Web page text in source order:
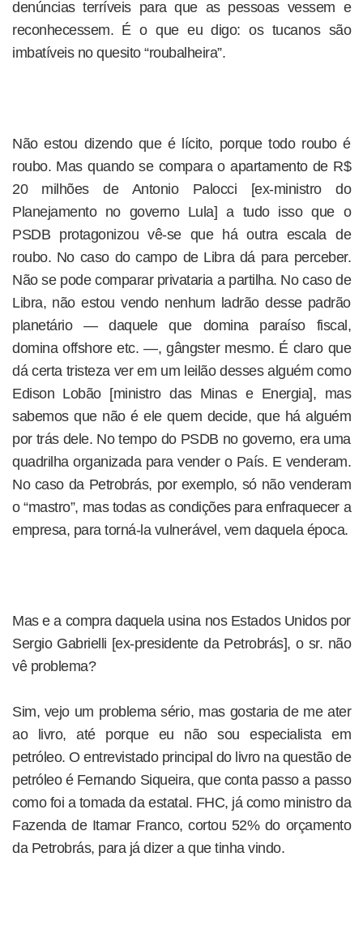
denúncias terríveis para que as pessoas vessem e
reconhecessem. É o que eu digo: os tucanos são
imbatíveis no quesito “roubalheira”.
Não estou dizendo que é lícito, porque todo roubo é
roubo. Mas quando se compara o apartamento de R$
20 milhões de Antonio Palocci [ex-ministro do
Planejamento no governo Lula] a tudo isso que o
PSDB protagonizou vê-se que há outra escala de
roubo. No caso do campo de Libra dá para perceber.
Não se pode comparar privataria a partilha. No caso de
Libra, não estou vendo nenhum ladrão desse padrão
planetário — daquele que domina paraíso fiscal,
domina offshore etc. —, gângster mesmo. É claro que
dá certa tristeza ver em um leilão desses alguém como
Edison Lobão [ministro das Minas e Energia], mas
sabemos que não é ele quem decide, que há alguém
por trás dele. No tempo do PSDB no governo, era uma
quadrilha organizada para vender o País. E venderam.
No caso da Petrobrás, por exemplo, só não venderam
o “mastro”, mas todas as condições para enfraquecer a
empresa, para torná-la vulnerável, vem daquela época.
Mas e a compra daquela usina nos Estados Unidos por
Sergio Gabrielli [ex-presidente da Petrobrás], o sr. não
vê problema?
Sim, vejo um problema sério, mas gostaria de me ater
ao livro, até porque eu não sou especialista em
petróleo. O entrevistado principal do livro na questão de
petróleo é Fernando Siqueira, que conta passo a passo
como foi a tomada da estatal. FHC, já como ministro da
Fazenda de Itamar Franco, cortou 52% do orçamento
da Petrobrás, para já dizer a que tinha vindo.